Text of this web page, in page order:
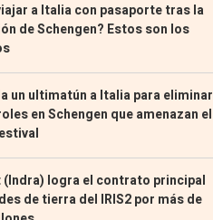
a Italia con pasaporte tras la
de Schengen? Estos son los
un ultimatún a Italia para eliminar
en Schengen que amenazan el
(Indra) logra el contrato principal
de tierra del IRIS2 por más de